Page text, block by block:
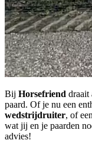
Bij Horsefriend draait
paard. Of je nu een
wedstrijdruiter, of
wat jij en je paarden
advies!